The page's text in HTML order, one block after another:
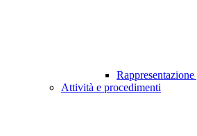
Attività e procedimenti